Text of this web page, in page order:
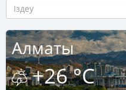
Алматы
+26 °C